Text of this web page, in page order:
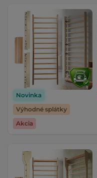
Novinka
Výhodné splátky
Akcia